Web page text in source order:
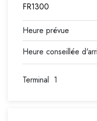
FR1300
Terminal 1